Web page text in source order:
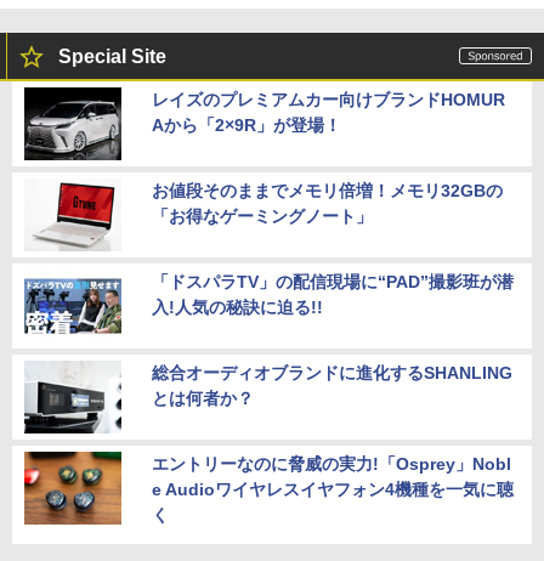
Special Site
レイズのプレミアムカー向けブランドHOMUR
Aから「2×9R」が登場！
お値段そのままでメモリ倍増！メモリ32GBの
「お得なゲーミングノート」
「ドスパラTV」の配信現場に“PAD”撮影班が潜
入!人気の秘訣に迫る!!
総合オーディオブランドに進化するSHANLING
とは何者か？
エントリーなのに脅威の実力!「Osprey」Nobl
e Audioワイヤレスイヤフォン4機種を一気に聴
く